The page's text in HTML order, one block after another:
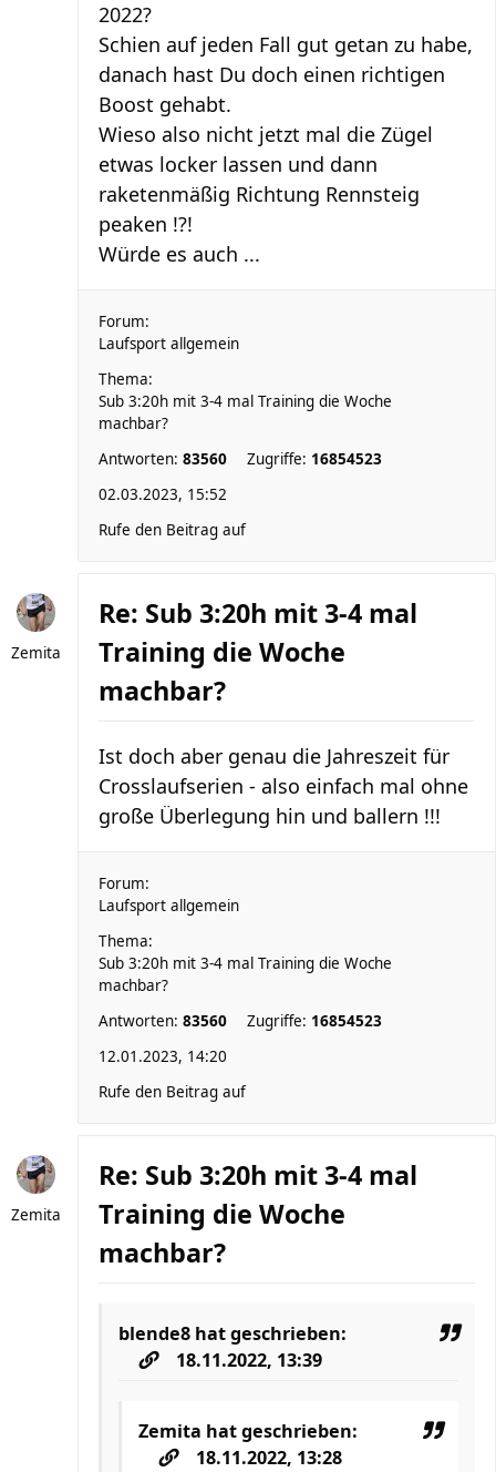
2022?
Schien auf jeden Fall gut getan zu habe,
danach hast Du doch einen richtigen
Boost gehabt.
Wieso also nicht jetzt mal die Zügel
etwas locker lassen und dann
raketenmäßig Richtung Rennsteig
peaken !?!
Würde es auch ...
Forum:
Laufsport allgemein
Thema:
Sub 3:20h mit 3-4 mal Training die Woche
machbar?
Antworten: 83560 Zugriffe: 16854523
02.03.2023, 15:52
Rufe den Beitrag auf
Zemita
Re: Sub 3:20h mit 3-4 mal
Training die Woche
machbar?
Ist doch aber genau die Jahreszeit für
Crosslaufserien - also einfach mal ohne
große Überlegung hin und ballern !!!
Forum:
Laufsport allgemein
Thema:
Sub 3:20h mit 3-4 mal Training die Woche
machbar?
Antworten: 83560 Zugriffe: 16854523
12.01.2023, 14:20
Rufe den Beitrag auf
Zemita
Re: Sub 3:20h mit 3-4 mal
Training die Woche
machbar?
blende8 hat geschrieben:
18.11.2022, 13:39
Zemita hat geschrieben:
18.11.2022, 13:28